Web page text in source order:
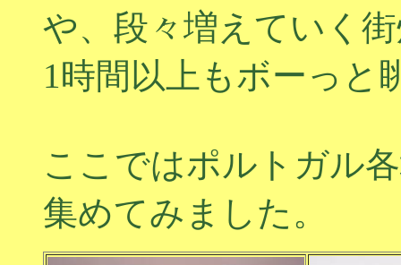
や、段々増えていく
1時間以上もボーっと
ここではポルトガル
集めてみました。